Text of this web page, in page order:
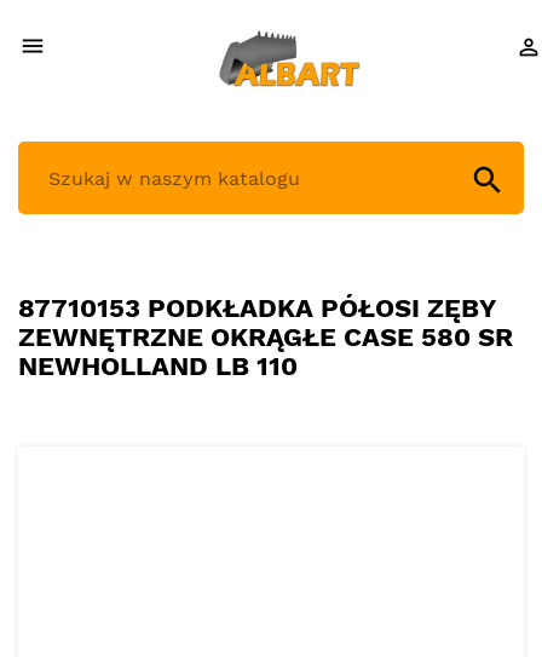
 

87710153 PODKŁADKA PÓŁOSI ZĘBY
ZEWNĘTRZNE OKRĄGŁE CASE 580 SR
NEWHOLLAND LB 110